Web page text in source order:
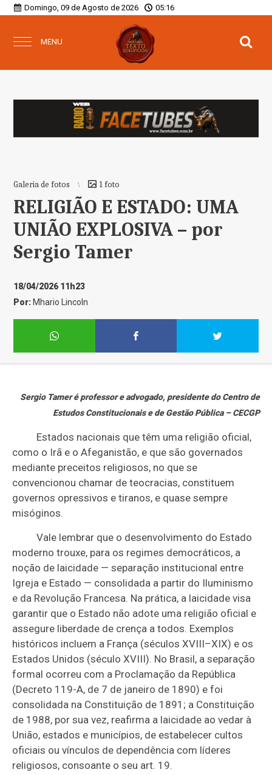
Domingo, 09 de Agosto de 2026 05:16
MENU
Galeria de fotos 1 foto
RELIGIÃO E ESTADO: UMA
UNIÃO EXPLOSIVA – por
Sergio Tamer
18/04/2026 11h23
Por: Mhario Lincoln
Sergio Tamer é professor e advogado, presidente do Centro de
Estudos Constitucionais e de Gestão Pública – CECGP
Estados nacionais que têm uma religião oficial,
como o Irã e o Afeganistão, e que são governados
mediante preceitos religiosos, no que se
convencionou chamar de teocracias, constituem
governos opressivos e tiranos, e quase sempre
misóginos.
Vale lembrar que o desenvolvimento do Estado
moderno trouxe, para os regimes democráticos, a
noção de laicidade — separação institucional entre
Igreja e Estado — consolidada a partir do Iluminismo
e da Revolução Francesa. Na prática, a laicidade visa
garantir que o Estado não adote uma religião oficial e
assegure liberdade de crença a todos. Exemplos
históricos incluem a França (séculos XVIII–XIX) e os
Estados Unidos (século XVIII). No Brasil, a separação
formal ocorreu com a Proclamação da República
(Decreto 119-A, de 7 de janeiro de 1890) e foi
consolidada na Constituição de 1891; a Constituição
de 1988, por sua vez, reafirma a laicidade ao vedar à
União, estados e municípios, de estabelecer cultos
oficiais ou vínculos de dependência com líderes
religiosos, consoante o seu art. 19.